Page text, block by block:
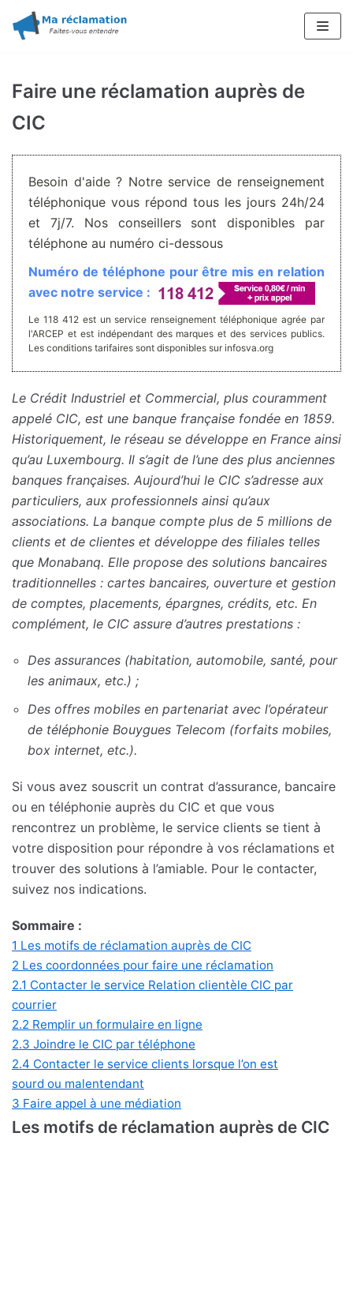
Aller
contenu
Faire une réclamation auprès de
CIC
Besoin d'aide ? Notre service de renseignement
téléphonique vous répond tous les jours 24h/24
et 7j/7. Nos conseillers sont disponibles par
téléphone au numéro ci-dessous
Numéro de téléphone pour être mis en relation
avec notre service :
Le 118 412 est un service renseignement téléphonique agrée par
l'ARCEP et est indépendant des marques et des services publics.
Les conditions tarifaires sont disponibles sur infosva.org
Le Crédit Industriel et Commercial, plus couramment
appelé CIC, est une banque française fondée en 1859.
Historiquement, le réseau se développe en France ainsi
qu’au Luxembourg. Il s’agit de l’une des plus anciennes
banques françaises. Aujourd’hui le CIC s’adresse aux
particuliers, aux professionnels ainsi qu’aux
associations. La banque compte plus de 5 millions de
clients et de clientes et développe des filiales telles
que Monabanq. Elle propose des solutions bancaires
traditionnelles : cartes bancaires, ouverture et gestion
de comptes, placements, épargnes, crédits, etc. En
complément, le CIC assure d’autres prestations :
Des assurances (habitation, automobile, santé, pour
les animaux, etc.) ;
Des offres mobiles en partenariat avec l’opérateur
de téléphonie Bouygues Telecom (forfaits mobiles,
box internet, etc.).
Si vous avez souscrit un contrat d’assurance, bancaire
ou en téléphonie auprès du CIC et que vous
rencontrez un problème, le service clients se tient à
votre disposition pour répondre à vos réclamations et
trouver des solutions à l’amiable. Pour le contacter,
suivez nos indications.
Sommaire :
1 Les motifs de réclamation auprès de CIC
2 Les coordonnées pour faire une réclamation
2.1 Contacter le service Relation clientèle CIC par
courrier
2.2 Remplir un formulaire en ligne
2.3 Joindre le CIC par téléphone
2.4 Contacter le service clients lorsque l’on est
sourd ou malentendant
3 Faire appel à une médiation
Les motifs de réclamation auprès de CIC